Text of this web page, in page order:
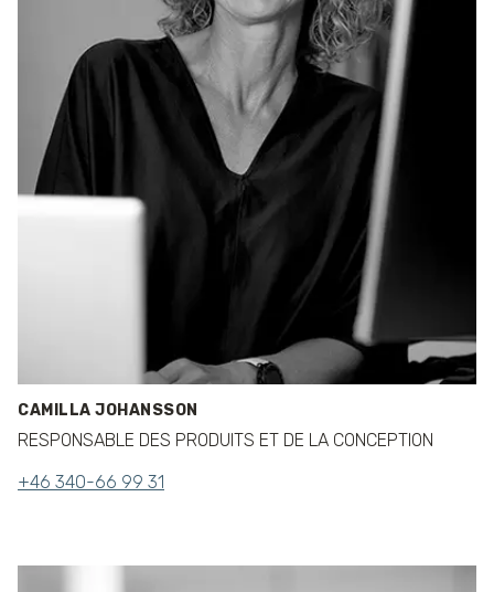
CAMILLA JOHANSSON
RESPONSABLE DES PRODUITS ET DE LA CONCEPTION
+46 340-66 99 31